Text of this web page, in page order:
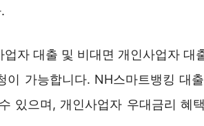
자 대출 및 비대면 개인사업자 대
이 가능합니다. NH스마트뱅킹 대
있으며, 개인사업자 우대금리 혜